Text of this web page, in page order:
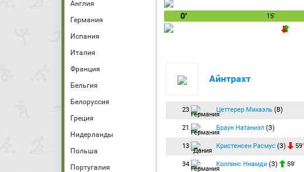
Англия
Германия
Испания
Италия
Франция
Бельгия
Белоруссия
Греция
Нидерланды
Польша
Португалия
0′ 15′
Айнтрахт
23 Цеттерер Михаэль (В)
21 Браун Натаниэл (З)
13 Кристенсен Расмус (З) 59′
34 Коллинс Ннамди (З) 59′